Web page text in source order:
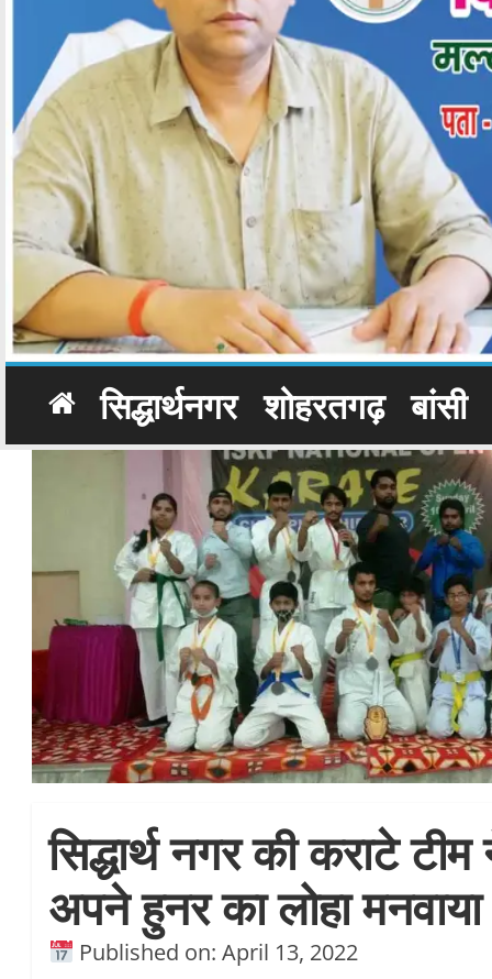
सिद्धार्थनगर शोहरतगढ़ बांसी
सिद्धार्थ नगर की कराटे
अपने हुनर का लोहा मनवाया
Published on: April 13, 2022